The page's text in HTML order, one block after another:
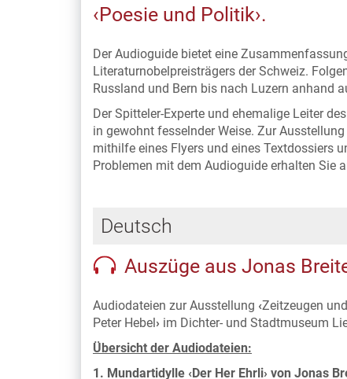
‹Poesie und Politik›.
Der Audioguide bietet eine
Literaturnobelpreisträgers der Schweiz.
Russland und Bern bis nach Luzern anhand
Der Spitteler-Experte und ehemalige Leiter
in gewohnt fesselnder Weise. Zur
mithilfe eines Flyers und eines Textdossiers
Problemen mit dem Audioguide erhalten Sie
Deutsch
Auszüge aus Jonas
Audiodateien zur Ausstellung ‹Zeitzeugen
Peter Hebel› im Dichter- und Stadtmuseum
Übersicht der Audiodateien:
1. Mundartidylle ‹Der Her Ehrli› von Jonas